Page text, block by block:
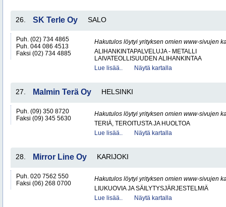
26. SK Terle Oy SALO
Puh. (02) 734 4865
Puh. 044 086 4513
Faksi (02) 734 4885
Hakutulos löytyi yrityksen omien www-sivujen
ALIHANKINTAPALVELUJA - METALLI
LAIVATEOLLISUUDEN ALIHANKINTAA
Lue lisää..
Näytä kartalla
27. Malmin Terä Oy HELSINKI
Puh. (09) 350 8720
Faksi (09) 345 5630
Hakutulos löytyi yrityksen omien www-sivujen
TERIÄ, TEROITUSTA JA HUOLTOA
Lue lisää..
Näytä kartalla
28. Mirror Line Oy KARIJOKI
Puh. 020 7562 550
Faksi (06) 268 0700
Hakutulos löytyi yrityksen omien www-sivujen
LIUKUOVIA JA SÄILYTYSJÄRJESTELMIÄ
Lue lisää..
Näytä kartalla